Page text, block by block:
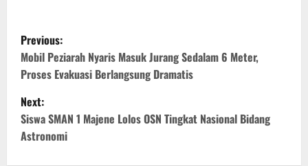
P
o
s
t
n
Previous:
Mobil Peziarah Nyaris Masuk Jurang Sedalam 6 Meter,
Proses Evakuasi Berlangsung Dramatis
Next:
Siswa SMAN 1 Majene Lolos OSN Tingkat Nasional Bidang
Astronomi